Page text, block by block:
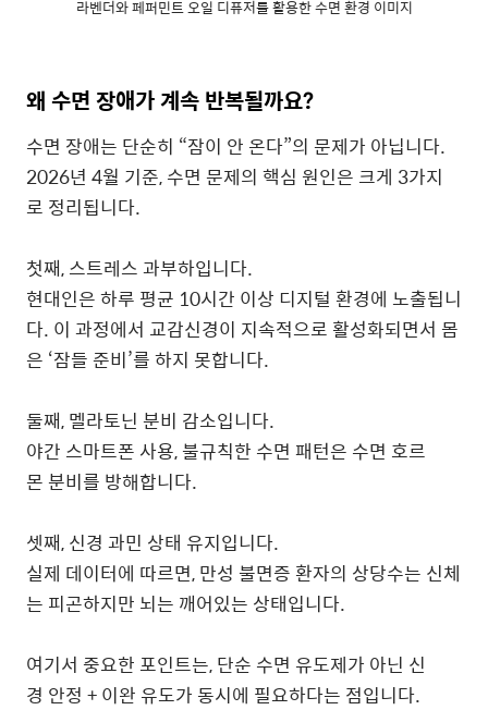
라벤더와 페퍼민트 오일 디퓨저를 활용한 수면 환경 이미지
왜 수면 장애가 계속 반복될까요?
수면 장애는 단순히 “잠이 안 온다”의 문제가 아닙니다.
2026년 4월 기준, 수면 문제의 핵심 원인은 크게 3가지
로 정리됩니다.
첫째, 스트레스 과부하입니다.
현대인은 하루 평균 10시간 이상 디지털 환경에 노출됩니
다. 이 과정에서 교감신경이 지속적으로 활성화되면서 몸
은 ‘잠들 준비’를 하지 못합니다.
둘째, 멜라토닌 분비 감소입니다.
야간 스마트폰 사용, 불규칙한 수면 패턴은 수면 호르
몬 분비를 방해합니다.
셋째, 신경 과민 상태 유지입니다.
실제 데이터에 따르면, 만성 불면증 환자의 상당수는 신체
는 피곤하지만 뇌는 깨어있는 상태입니다.
여기서 중요한 포인트는, 단순 수면 유도제가 아닌 신
경 안정 + 이완 유도가 동시에 필요하다는 점입니다.